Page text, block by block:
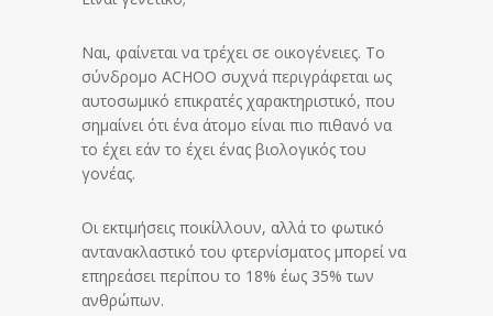
Ναι, φαίνεται να τρέχει σε οικογένειες. Το
σύνδρομο ACHOO συχνά περιγράφεται ως
αυτοσωμικό επικρατές χαρακτηριστικό, που
σημαίνει ότι ένα άτομο είναι πιο πιθανό να
το έχει εάν το έχει ένας βιολογικός του
γονέας.
Οι εκτιμήσεις ποικίλλουν, αλλά το φωτικό
αντανακλαστικό του φτερνίσματος μπορεί να
επηρεάσει περίπου το 18% έως 35% των
ανθρώπων.